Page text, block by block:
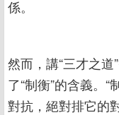
係。
然而，講“三才之
了“制衡”的含義。
對抗，絕對排它的